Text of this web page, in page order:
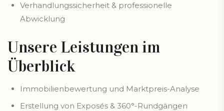
Verhandlungssicherheit & professionelle
Abwicklung
Unsere Leistungen im
Überblick
Immobilienbewertung und Marktpreis-Analyse
Erstellung von Exposés & 360°-Rundgängen